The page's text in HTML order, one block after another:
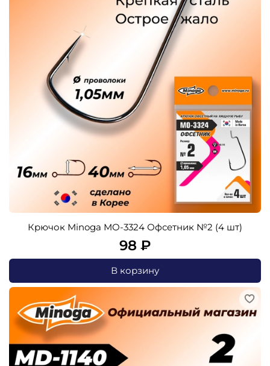
Крючок Minoga MO-3324 Офсетник №2 (4 шт)
98 ₽
В корзину